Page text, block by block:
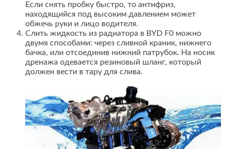
Если снять пробку быстро, то антифриз,
находящийся под высоким давлением может
обжечь руки и лицо водителя.
Слить жидкость из радиатора в BYD F0 можно
двумя способами: через сливной краник, нижнего
бачка, или отсоединив нижний патрубок. На носик
дренажа одевается резиновый шланг, который
должен вести в тару для слива.